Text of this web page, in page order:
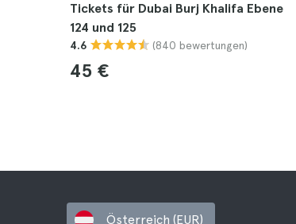
Tickets für Dubai Burj Khalifa Ebene
124 und 125
4.6 (840 bewertungen)
45 €
Österreich (EUR)